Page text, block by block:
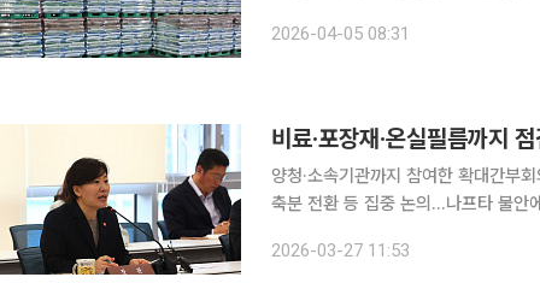
진 데다 천연가스와 해상운임까지 오
2026-04-05 08:31
비료·포장재·온실필름까지
양청·소속기관까지 참여한 확대간부
축분 전환 등 집중 논의…나프타 불안에 포장재·필름 대
면세유·수출·국제곡물 등 분야별 애
2026-03-27 11:53